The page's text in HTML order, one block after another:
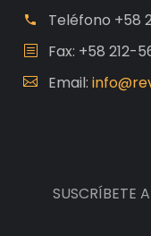
Teléfono +58
Fax: +58 212-
Email:
SUSCRÍBETE